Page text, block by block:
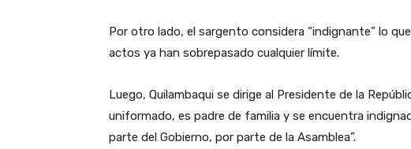
Por otro lado, el sargento considera “indignante” lo
actos ya han sobrepasado cualquier límite.
Luego, Quilambaqui se dirige al Presidente de la
uniformado, es padre de familia y se encuentra
parte del Gobierno, por parte de la Asamblea”.